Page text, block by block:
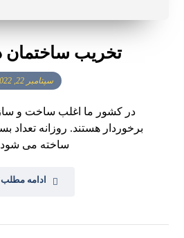
تخریب ساختمان
سپتامبر 22, 2022
در کشور ما اغلب ساخت و
برخوردار هستند. روزانه تعداد
ساخته می
ادامه مطلب